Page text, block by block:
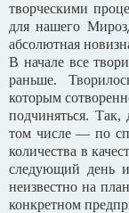
творческими
для нашего
абсолютная
В начале все
раньше.
которым
подчиняться. Так,
том числе — по
количества в
следующий день
неизвестно на
конкретном